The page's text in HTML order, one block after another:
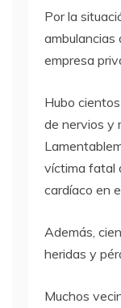
Por la
ambulancias
empresa
Hubo
de nervios y
víctima fatal
cardíaco en
Además,
heridas y
Muchos